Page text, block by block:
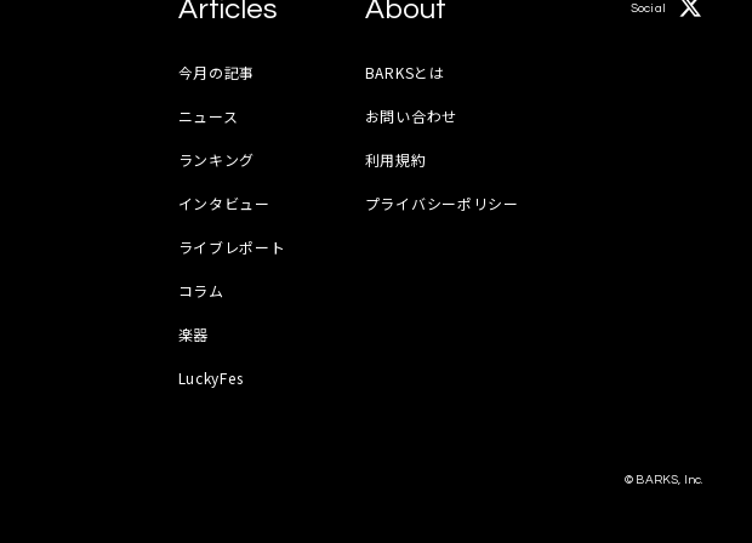
Articles
今月の記事
ニュース
ランキング
インタビュー
ライブレポート
コラム
楽器
LuckyFes
About
BARKSとは
お問い合わせ
利用規約
プライバシーポリシー
Social
© BARKS, Inc.